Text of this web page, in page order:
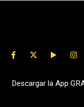
Descargar la App